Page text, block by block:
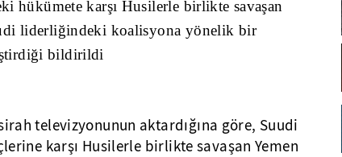
hükümete karşı Husilerle birlikte savaşan
liderliğindeki koalisyona yönelik bir
bildirildi
televizyonunun aktardığına göre, Suudi
karşı Husilerle birlikte savaşan Yemen